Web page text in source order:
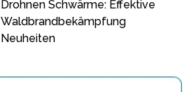
Drohnen Schwärme: Effektive
Waldbrandbekämpfung
Neuheiten